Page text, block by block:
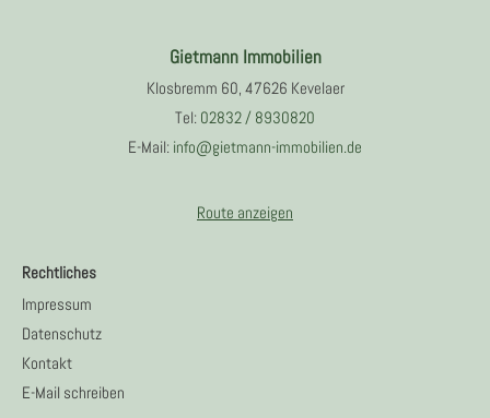
Gietmann Immobilien
Klosbremm 60, 47626 Kevelaer
Tel: 02832 / 8930820
E-Mail: info@gietmann-immobilien.de
Route anzeigen
Rechtliches
Impressum
Datenschutz
Kontakt
E-Mail schreiben